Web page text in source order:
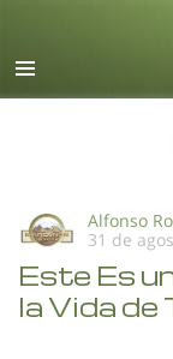
Alfonso
31 de
Este Es
la Vida de